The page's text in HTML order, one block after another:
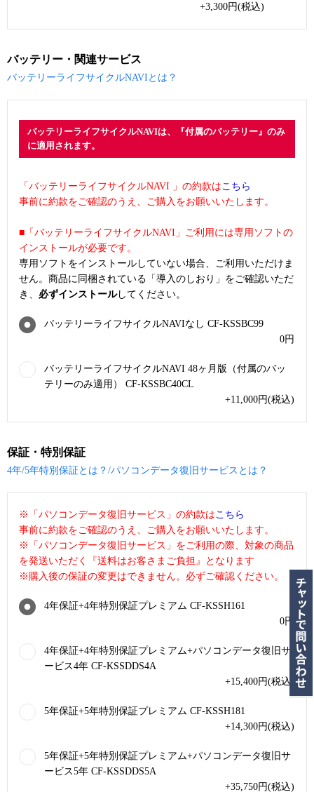
+3,300円(税込)
バッテリー・関連サービス
バッテリーライフサイクルNAVIとは？
バッテリーライフサイクルNAVIは、『付属のバッテリー』のみ
に適用されます。
「バッテリーライフサイクルNAVI 」の約款は こちら
事前に約款をご確認のうえ、ご購入をお願いいたします。
■「バッテリーライフサイクルNAVI」ご利用には専用ソフトの
インストールが必要です。
専用ソフトをインストールしていない場合、ご利用いただけま
せん。商品に同梱されている「導入のしおり」をご確認いただ
き、 必ずインストールしてください。
バッテリーライフサイクルNAVIなし CF-KSSBC99
0円
バッテリーライフサイクルNAVI 48ヶ月版（付属のバッ
テリーのみ適用） CF-KSSBC40CL
+11,000円(税込)
保証・特別保証
4年/5年特別保証とは？/パソコンデータ復旧サービスとは？
※「パソコンデータ復旧サービス」の約款は こちら
事前に約款をご確認のうえ、ご購入をお願いいたします。
※「パソコンデータ復旧サービス」をご利用の際、対象の商品
を発送いただく『送料はお客さまご負担』となります
※購入後の保証の変更はできません。必ずご確認ください。
4年保証+4年特別保証プレミアム CF-KSSH161
0円
4年保証+4年特別保証プレミアム+パソコンデータ復旧サ
ービス4年 CF-KSSDDS4A
+15,400円(税込)
5年保証+5年特別保証プレミアム CF-KSSH181
+14,300円(税込)
5年保証+5年特別保証プレミアム+パソコンデータ復旧サ
ービス5年 CF-KSSDDS5A
+35,750円(税込)